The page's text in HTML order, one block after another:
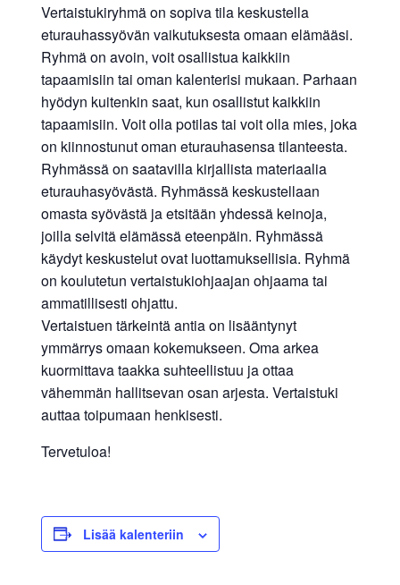
Vertaistukiryhmä on sopiva tila keskustella
eturauhassyövän vaikutuksesta omaan elämääsi.
Ryhmä on avoin, voit osallistua kaikkiin
tapaamisiin tai oman kalenterisi mukaan. Parhaan
hyödyn kuitenkin saat, kun osallistut kaikkiin
tapaamisiin. Voit olla potilas tai voit olla mies, joka
on kiinnostunut oman eturauhasensa tilanteesta.
Ryhmässä on saatavilla kirjallista materiaalia
eturauhasyövästä. Ryhmässä keskustellaan
omasta syövästä ja etsitään yhdessä keinoja,
joilla selvitä elämässä eteenpäin. Ryhmässä
käydyt keskustelut ovat luottamuksellisia. Ryhmä
on koulutetun vertaistukiohjaajan ohjaama tai
ammatillisesti ohjattu.
Vertaistuen tärkeintä antia on lisääntynyt
ymmärrys omaan kokemukseen. Oma arkea
kuormittava taakka suhteellistuu ja ottaa
vähemmän hallitsevan osan arjesta. Vertaistuki
auttaa toipumaan henkisesti.
Tervetuloa!
Lisää kalenteriin